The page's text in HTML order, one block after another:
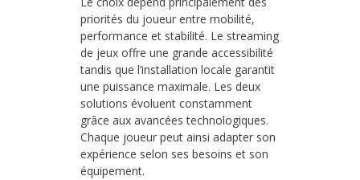
priorités du joueur entre mobilité,
performance et stabilité. Le streaming
de jeux offre une grande accessibilité
tandis que l’installation locale garantit
une puissance maximale. Les deux
solutions évoluent constamment
grâce aux avancées technologiques.
Chaque joueur peut ainsi adapter son
expérience selon ses besoins et son
équipement.